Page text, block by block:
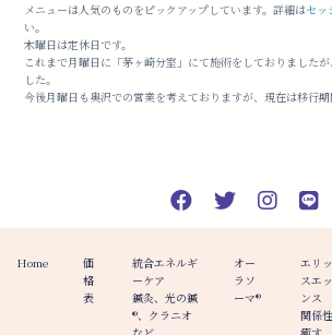
メニューは人気のものをピックアップしています。詳細はセッ
い。
木曜日は定休日です。
これまで月曜日に「茅ヶ崎分室」にて施術をしておりました
した。
今後月曜日も奥沢での営業を考えておりますが、現在は移行期
Home
価
格
表
統合エネルギ
ーケア
鍼灸、光の鍼
®︎、クラニオ
オー
ラソ
ーマ®️
エリ
スエ
ンス
関係